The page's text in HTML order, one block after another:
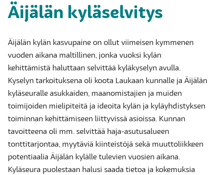
Äijälän kyläselvitys
Äijälän kylän kasvupaine on ollut viimeisen kymmenen
vuoden aikana maltillinen, jonka vuoksi kylän
kehittämistä haluttaan selvittää kyläkyselyn avulla.
Kyselyn tarkoituksena oli koota Laukaan kunnalle ja Äijälän
kyläseuralle asukkaiden, maanomistajien ja muiden
toimijoiden mielipiteitä ja ideoita kylän ja kyläyhdistyksen
toiminnan kehittämiseen liittyvissä asioissa. Kunnan
tavoitteena oli mm. selvittää haja-asutusalueen
tonttitarjontaa, myytäviä kiinteistöjä sekä muuttoliikkeen
potentiaalia Äijälän kylälle tulevien vuosien aikana.
Kyläseura puolestaan halusi saada tietoa ja kokemuksia